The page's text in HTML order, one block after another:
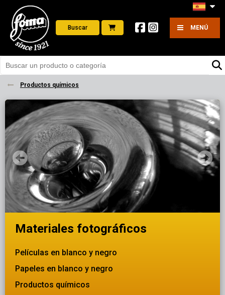
Buscar MENÚ
Productos químicos
Materiales fotográficos
Películas en blanco y negro
Papeles en blanco y negro
Productos químicos